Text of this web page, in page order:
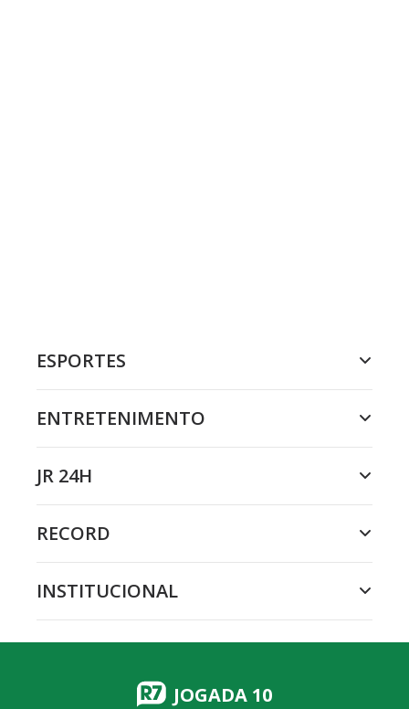
ESPORTES
ENTRETENIMENTO
JR 24H
RECORD
INSTITUCIONAL
JOGADA 10